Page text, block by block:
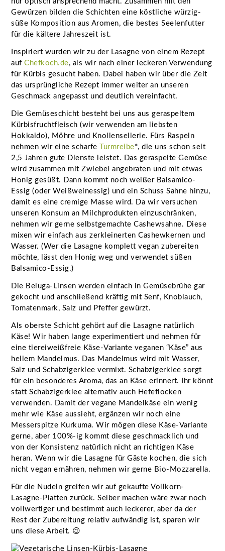
Gewürzen bilden die Schichten eine köstliche würzig-
süße Komposition aus Aromen, die bestes Seelenfutter
für die kältere Jahreszeit ist.
Inspiriert wurden wir zu der Lasagne von einem Rezept
aufChefkoch.de, als wir nach einer leckeren Verwendung
für Kürbis gesucht haben. Dabei haben wir über die Zeit
das ursprüngliche Rezept immer weiter an unseren
Geschmack angepasst und deutlich vereinfacht.
Die Gemüseschicht besteht bei uns aus geraspeltem
Kürbisfruchtfleisch (wir verwenden am liebsten
Hokkaido), Möhre und Knollensellerie. Fürs Raspeln
nehmen wir eine scharfe
Turmreibe*, die uns schon seit
2,5 Jahren gute Dienste leistet. Das geraspelte Gemüse
wird zusammen mit Zwiebel angebraten und mit etwas
Honig gesüßt. Dann kommt noch weißer Balsamico-
Essig (oder Weißweinessig) und ein Schuss Sahne hinzu,
damit es eine cremige Masse wird. Da wir versuchen
unseren Konsum an Milchprodukten einzuschränken,
nehmen wir gerne selbstgemachte Cashewsahne. Diese
mixen wir einfach aus zerkleinerten Cashewkernen und
Wasser. (Wer die Lasagne komplett vegan zubereiten
möchte, lässt den Honig weg und verwendet süßen
Balsamico-Essig.)
Die Beluga-Linsen werden einfach in Gemüsebrühe gar
gekocht und anschließend kräftig mit Senf, Knoblauch,
Tomatenmark, Salz und Pfeffer gewürzt.
Als oberste Schicht gehört auf die Lasagne natürlich
Käse! Wir haben lange experimentiert und nehmen für
eine tiereiweißfreie Käse-Variante veganen “Käse” aus
hellem Mandelmus. Das Mandelmus wird mit Wasser,
Salz und Schabzigerklee vermixt. Schabzigerklee sorgt
für ein besonderes Aroma, das an Käse erinnert. Ihr könnt
statt Schabzigerklee alternativ auch Hefeflocken
verwenden. Damit der vegane Mandelkäse ein wenig
mehr wie Käse aussieht, ergänzen wir noch eine
Messerspitze Kurkuma. Wir mögen diese Käse-Variante
gerne, aber 100%-ig kommt diese geschmacklich und
von der Konsistenz natürlich nicht an richtigen Käse
heran. Wenn wir die Lasagne für Gäste kochen, die sich
nicht vegan ernähren, nehmen wir gerne Bio-Mozzarella.
Für die Nudeln greifen wir auf gekaufte Vollkorn-
Lasagne-Platten zurück. Selber machen wäre zwar noch
vollwertiger und bestimmt auch leckerer, aber da der
Rest der Zubereitung relativ aufwändig ist, sparen wir
uns diese Arbeit. 😉